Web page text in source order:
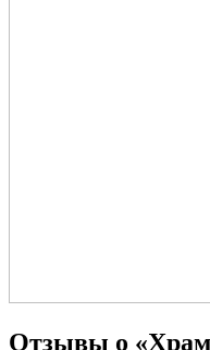
Отзывы о «Храм